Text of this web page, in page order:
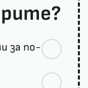
за по-